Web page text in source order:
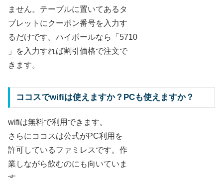
ません。テーブルに置いてあるタ
ブレットにクーポン番号を入力す
るだけです。ハイボールなら「5710
」を入力すれば割引価格で注文で
きます。
ココスでwifiは使えますか？PCも使えますか？
wifiは無料で利用できます。
さらにココスは公式がPC利用を
許可しているファミレスです。作
業しながら飲むのにも向いていま